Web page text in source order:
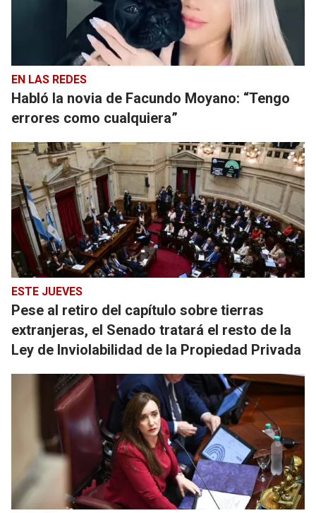
EN LAS REDES
Habló la novia de Facundo Moyano: “Tengo
errores como cualquiera”
ESTE JUEVES
Pese al retiro del capítulo sobre tierras
extranjeras, el Senado tratará el resto de la
Ley de Inviolabilidad de la Propiedad Privada